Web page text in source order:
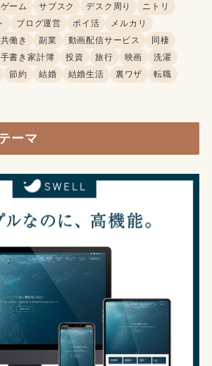
ゲーム サブスク デスク周り
ニトリ
ブログ運営 ポイ活
メルカリ
共働き 副業 動画配信サービス
同棲
手書き家計簿 投資 旅行 映画
洗濯
節約 結婚 結婚生活 裏ワザ
転職
ーマ